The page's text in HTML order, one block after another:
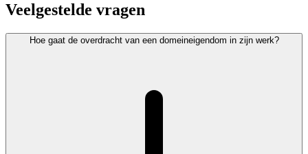
Veelgestelde vragen
Hoe gaat de overdracht van een domeineigendom in zijn werk?